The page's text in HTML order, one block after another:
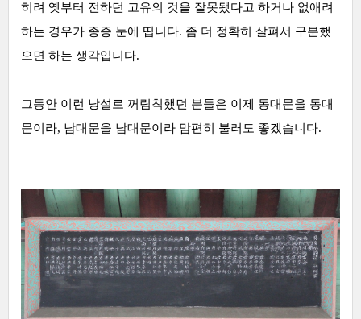
히려 옛부터 전하던 고유의 것을 잘못됐다고 하거나 없애려
하는 경우가 종종 눈에 띱니다. 좀 더 정확히 살펴서 구분했
으면 하는 생각입니다.
그동안 이런 낭설로 꺼림칙했던 분들은 이제 동대문을 동대
문이라, 남대문을 남대문이라 맘편히 불러도 좋겠습니다.